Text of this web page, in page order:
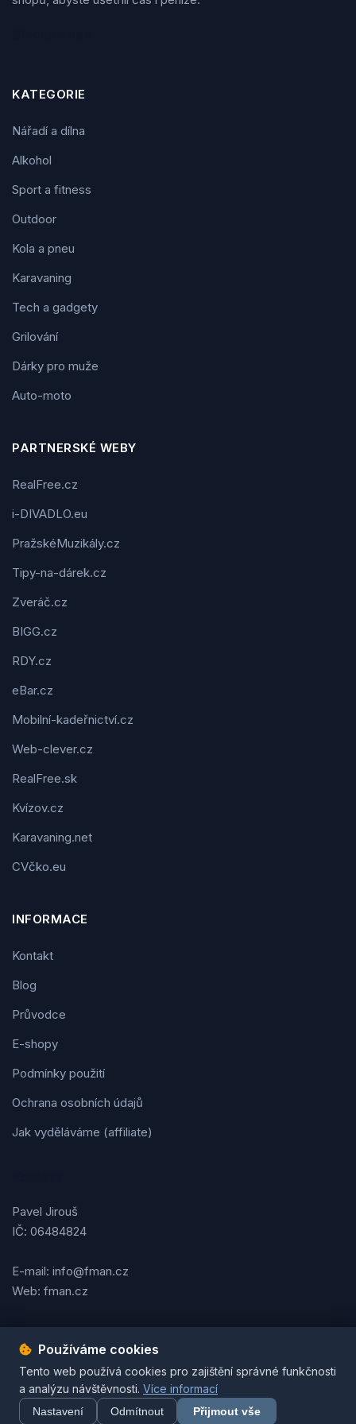
KATEGORIE
Nářadí a dílna
Alkohol
Sport a fitness
Outdoor
Kola a pneu
Karavaning
Tech a gadgety
Grilování
Dárky pro muže
Auto-moto
PARTNERSKÉ WEBY
RealFree.cz
i-DIVADLO.eu
PražskéMuzikály.cz
Tipy-na-dárek.cz
Zveráč.cz
BIGG.cz
RDY.cz
eBar.cz
Mobilní-kadeřnictví.cz
Web-clever.cz
RealFree.sk
Kvízov.cz
Karavaning.net
CVčko.eu
INFORMACE
Kontakt
Blog
Průvodce
E-shopy
Podmínky použití
Ochrana osobních údajů
Jak vyděláváme (affiliate)
Pavel Jirouš
IČ: 06484824
E-mail: info@fman.cz
Web: fman.cz
Podmínky použitíOchrana osobních údajůCookies
© 2026 FMAN.cz. Všechna práva vyhrazena. | Vytvořil
Jirouš
Používáme cookies
Tento web používá cookies pro zajištění správné funkčnosti
a analýzu návštěvnosti. Více informací
Nastavení Odmítnout Přijmout vše